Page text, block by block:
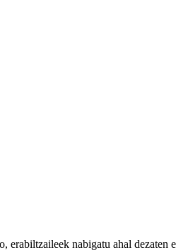
nabigatu ahal dezaten